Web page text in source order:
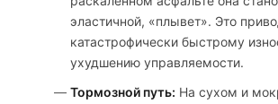
эластичной, «плывет». Это
катастрофически быстрому
ухудшению управляемости.
Тормозной путь: На сухом и